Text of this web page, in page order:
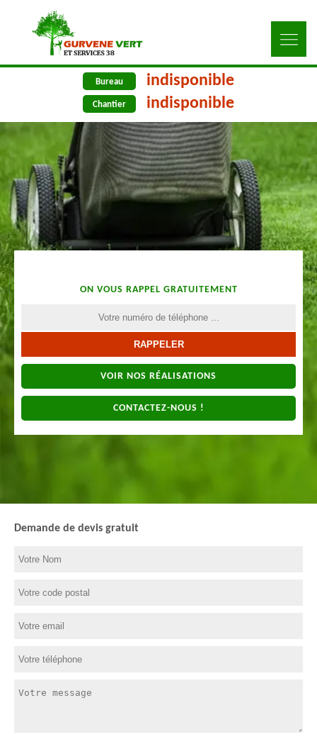
Bureau indisponible
Chantier indisponible
ON VOUS RAPPEL GRATUITEMENT
VOIR NOS RÉALISATIONS
CONTACTEZ-NOUS !
Demande de devis gratuit